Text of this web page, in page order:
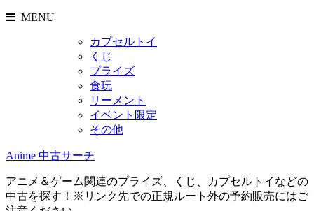
MENU
カプセルトイ
くじ
プライズ
食玩
リーメント
イベント限定
その他
Anime 中古サーチ
アニメ＆ゲーム関連のプライズ、くじ、カプセルトイなどの
中古を探す！※リンク先での正規ルート外の予約販売にはご